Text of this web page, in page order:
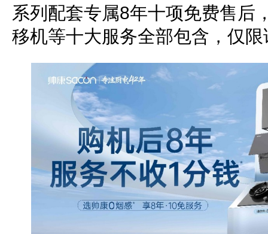
系列配套专属8年十项免费售后
移机等十大服务全部包含，仅